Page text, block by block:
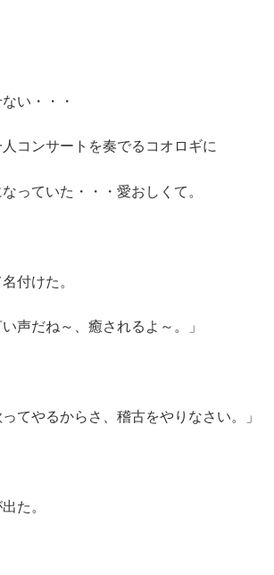
い・・・
コンサートを奏でるコオロギに
っていた・・・愛おしくて。
付けた。
声だね～、癒されるよ～。」
ってやるからさ、稽古をやりなさい。」
た。